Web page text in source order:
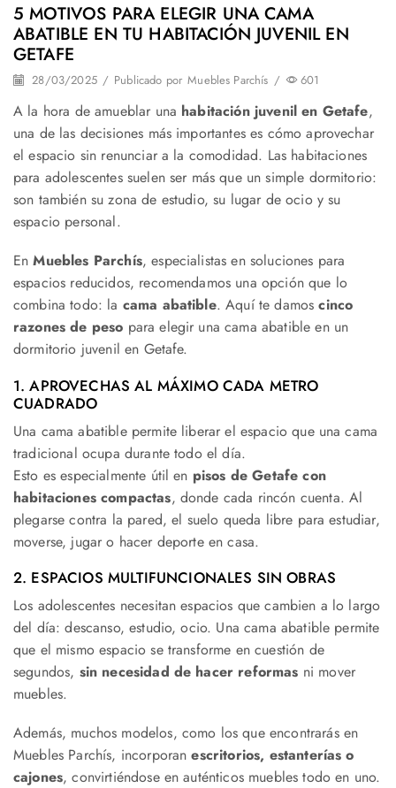
5 MOTIVOS PARA ELEGIR UNA CAMA
ABATIBLE EN TU HABITACIÓN JUVENIL EN
GETAFE
28/03/2025 / Publicado por Muebles Parchís / 601
A la hora de amueblar una habitación juvenil en Getafe,
una de las decisiones más importantes es cómo aprovechar
el espacio sin renunciar a la comodidad. Las habitaciones
para adolescentes suelen ser más que un simple dormitorio:
son también su zona de estudio, su lugar de ocio y su
espacio personal.
EnMuebles Parchís, especialistas en soluciones para
espacios reducidos, recomendamos una opción que lo
combina todo: la cama abatible. Aquí te damoscinco
razones de peso para elegir una cama abatible en un
dormitorio juvenil en Getafe.
1. APROVECHAS AL MÁXIMO CADA METRO
CUADRADO
Una cama abatible permite liberar el espacio que una cama
tradicional ocupa durante todo el día.
Esto es especialmente útil en pisos de Getafe con
habitaciones compactas, donde cada rincón cuenta. Al
plegarse contra la pared, el suelo queda libre para estudiar,
moverse, jugar o hacer deporte en casa.
2. ESPACIOS MULTIFUNCIONALES SIN OBRAS
Los adolescentes necesitan espacios que cambien a lo largo
del día: descanso, estudio, ocio. Una cama abatible permite
que el mismo espacio se transforme en cuestión de
segundos, sin necesidad de hacer reformas ni mover
muebles.
Además, muchos modelos, como los que encontrarás en
Muebles Parchís, incorporanescritorios, estanterías o
cajones, convirtiéndose en auténticos muebles todo en uno.